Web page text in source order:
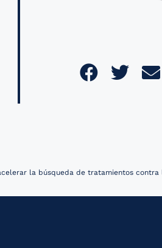
la búsqueda de tratamientos